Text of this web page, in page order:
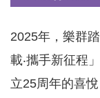
2025年，樂群
載‧攜手新征程
立25周年的喜